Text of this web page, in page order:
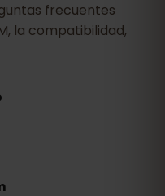
frecuentes
la compatibilidad,